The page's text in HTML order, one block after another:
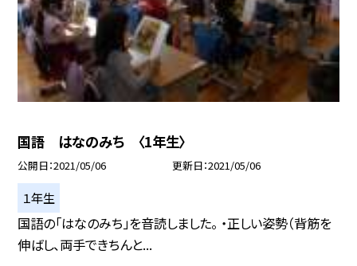
国語 はなのみち 〈1年生〉
公開日 2021/05/06 更新日 2021/05/06
１年生
国語の「はなのみち」を音読しました。 ・正しい姿勢（背筋を
伸ばし、両手できちんと...